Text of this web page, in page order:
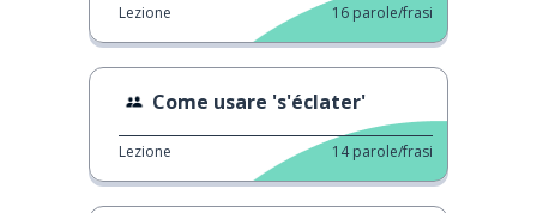
Lezione 16 parole/frasi
Come usare 's'éclater'
Lezione 14 parole/frasi